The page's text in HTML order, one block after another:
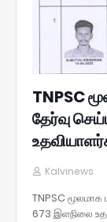
TNPSC
தேர்வு
Kalvinews
TNPSC
673 இளநிலை